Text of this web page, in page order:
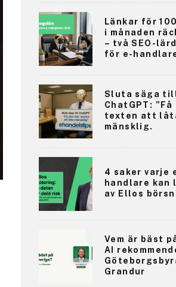
Länkar för
i månaden
– två SEO-
för e-
Sluta säga
ChatGPT:
texten att
mänsklig.
4 saker varje
handlare kan
av Ellos
Vem är bäst
AI
Grandur